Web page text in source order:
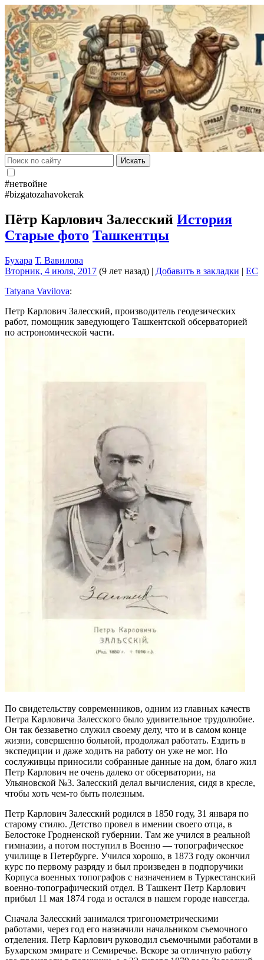
Искать
#нетвойне
#bizgatozahavokerak
Пётр Карлович Залесский История
Старые фото Ташкентцы
Бухара Т. Вавилова
Вторник, 4 июля, 2017 (9 лет назад) | Добавить в закладки | EC
Tatyana Vavilova:
Петр Карлович Залесский, производитель геодезических
работ, помощник заведующего Ташкентской обсерваторией
по астрономической части.
По свидетельству современников, одним из главных качеств
Петра Карловича Залесского было удивительное трудолюбие.
Он так беззаветно служил своему делу, что и в самом конце
жизни, совершенно больной, продолжал работать. Ездить в
экспедиции и даже ходить на работу он уже не мог. Но
сослуживцы приносили собранные данные на дом, благо жил
Петр Карлович не очень далеко от обсерватории, на
Ульяновской №3. Залесский делал вычисления, сидя в кресле,
чтобы хоть чем-то быть полезным.
Петр Карлович Залесский родился в 1850 году, 31 января по
старому стилю. Детство провел в имении своего отца, в
Белостоке Гродненской губернии. Там же учился в реальной
гимназии, а потом поступил в Военно — топографическое
училище в Петербурге. Учился хорошо, в 1873 году окончил
курс по первому разряду и был произведен в подпоручики
Корпуса военных топографов с назначением в Туркестанский
военно-топографический отдел. В Ташкент Петр Карлович
прибыл 11 мая 1874 года и остался в нашем городе навсегда.
Сначала Залесский занимался тригонометрическими
работами, через год его назначили начальником съемочного
отделения. Петр Карлович руководил съемочными работами в
Бухарском эмирате и Семиречье. Вскоре за отличную работу